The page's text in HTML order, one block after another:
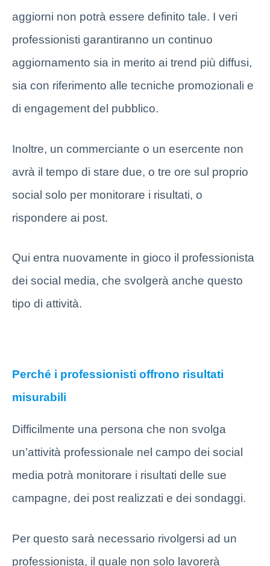
aggiorni non potrà essere definito tale. I veri
professionisti garantiranno un continuo
aggiornamento sia in merito ai trend più diffusi,
sia con riferimento alle tecniche promozionali e
di engagement del pubblico.
Inoltre, un commerciante o un esercente non
avrà il tempo di stare due, o tre ore sul proprio
social solo per monitorare i risultati, o
rispondere ai post.
Qui entra nuovamente in gioco il professionista
dei social media, che svolgerà anche questo
tipo di attività.
Perché i professionisti offrono risultati
misurabili
Difficilmente una persona che non svolga
un’attività professionale nel campo dei social
media potrà monitorare i risultati delle sue
campagne, dei post realizzati e dei sondaggi.
Per questo sarà necessario rivolgersi ad un
professionista, il quale non solo lavorerà